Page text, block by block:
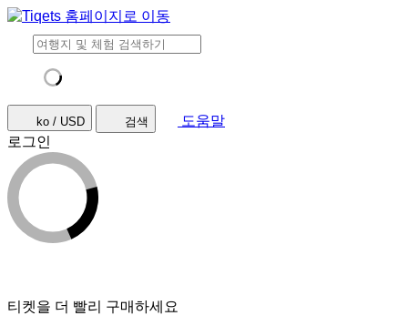
ko / USD 검색
도움말
로그인
티켓을 더 빨리 구매하세요